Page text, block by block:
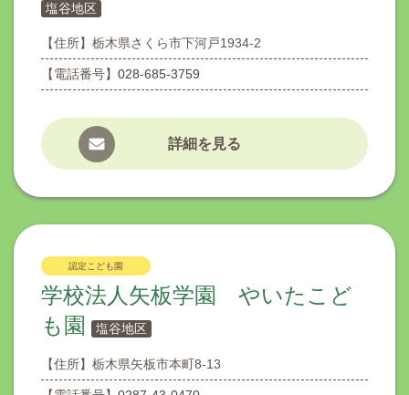
塩谷地区
【住所】 栃木県さくら市下河戸1934-2
【電話番号】 028-685-3759
詳細を見る
認定こども園
学校法人矢板学園 やいたこど
も園
塩谷地区
【住所】 栃木県矢板市本町8-13